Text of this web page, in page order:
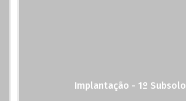
Implantação - 1º Subsolo